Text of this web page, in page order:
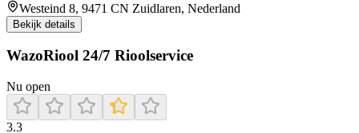
Westeind 8, 9471 CN Zuidlaren, Nederland
Bekijk details
WazoRiool 24/7 Rioolservice
Nu open
3.3